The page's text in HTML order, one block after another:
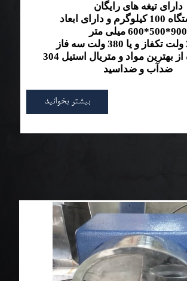
بیشتر بخوانید
دارای تیغه های رایگان
وزن دستگاه 100 کیلوگرم و دارای ابعاد
900*500*600 میلی متر
ساخته شده از بهترین مواد و متریال استیل 304
ضدآب و ضداسید